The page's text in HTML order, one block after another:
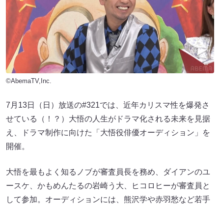
©AbemaTV,Inc.
7月13日（日）放送の#321では、近年カリスマ性を爆発さ
せている（！？）大悟の人生がドラマ化される未来を見据
え、ドラマ制作に向けた「大悟役俳優オーディション」を
開催。
大悟を最もよく知るノブが審査員長を務め、ダイアンのユ
ースケ、かもめんたるの岩崎う大、ヒコロヒーが審査員と
して参加。オーディションには、熊沢学や赤羽愁など若手